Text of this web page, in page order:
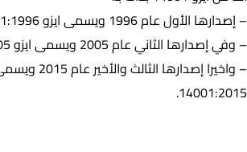
– إصدارها الأول عام 1996 ويسمى ايزو iso 14001:1996.
– وفي إصدارها الثاني عام 2005 ويسمى ايزو iso 14001:2005.
14001:2015.